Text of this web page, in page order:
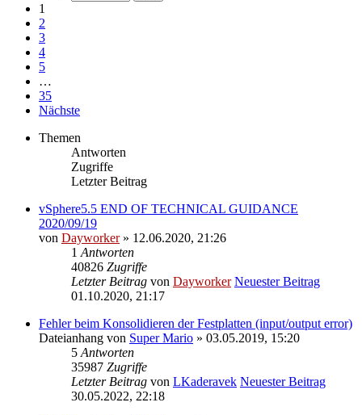
1
2
3
4
5
…
35
Nächste
Themen
Antworten
Zugriffe
Letzter Beitrag
vSphere5.5 END OF TECHNICAL GUIDANCE
2020/09/19
von Dayworker» 12.06.2020, 21:26
1 Antworten
40826 Zugriffe
Letzter Beitrag von Dayworker Neuester Beitrag
01.10.2020, 21:17
Fehler beim Konsolidieren der Festplatten (input/output error)
Dateianhang von Super Mario » 03.05.2019, 15:20
5 Antworten
35987 Zugriffe
Letzter Beitrag von LKaderavek Neuester Beitrag
30.05.2022, 22:18